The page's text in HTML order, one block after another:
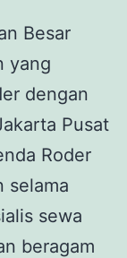
Besar
yang
dengan
Pusat
Roder
selama
sewa
beragam